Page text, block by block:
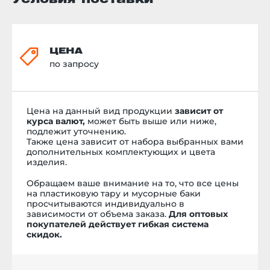
служби. Наші пластикові
контейнери легко миються, не
що треба. Можливість
кастомізації. Замовник волів всі
контейнери брендувати, тобто
нанести логотип комунального
підприємства та нумерацію на
баки методом гарячого
застиг зненацька. Наша власна
сервісна служба адаптувала
логотип Замовника та зробила
нанесення на баки. Перевагою
термотиснення є зручність і
легкість процесу, а кінцевий
ЦЕНА
по запросу
Цена на данный вид продукции зависит от
курса валют, может быть выше или ниже,
подлежит уточнению.
Также цена зависит от набора выбранных вами
дополнительных комплектующих и цвета
изделия.
Обращаем ваше внимание на то, что все цены
на пластиковую тару и мусорные баки
просчитываются индивидуально в
зависимости от объема заказа. Для оптовых
покупателей действует гибкая система
скидок.